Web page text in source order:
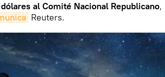
al Comité Nacional Republicano,
Reuters.